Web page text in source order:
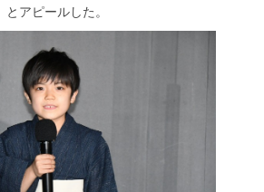
アピールした。